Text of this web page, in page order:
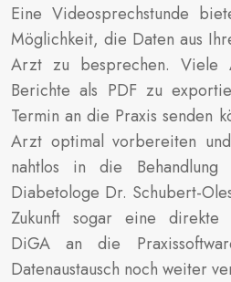
Eine Videosprechstunde
Möglichkeit, die Daten aus
Arzt zu besprechen. Viele
Berichte als PDF zu
Termin an die Praxis senden
Arzt optimal vorbereiten
nahtlos in die
Diabetologe Dr. Schubert-
Zukunft sogar eine direkte
DiGA an die
Datenaustausch noch weiter